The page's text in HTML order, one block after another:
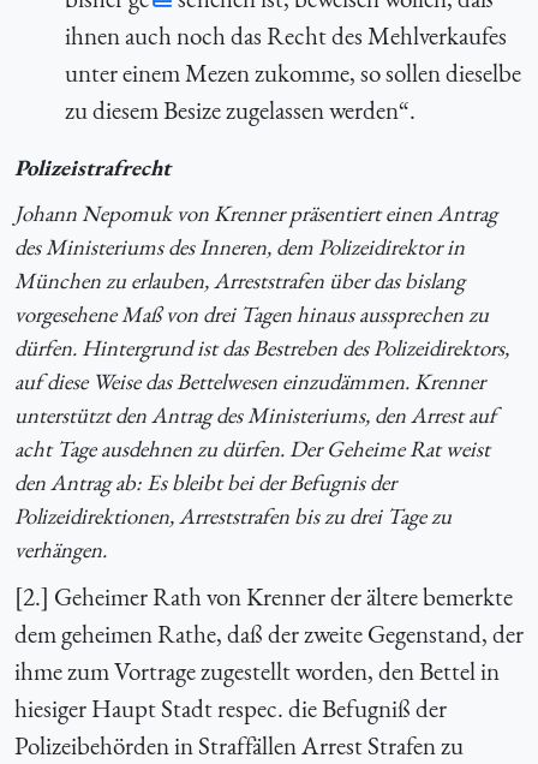
ihnen auch noch das Recht des Mehlverkaufes
unter einem Mezen zukomme, so sollen dieselbe
zu diesem Besize zugelassen werden“.
Polizeistrafrecht
Johann Nepomuk von Krenner präsentiert einen Antrag
des Ministeriums des Inneren, dem Polizeidirektor in
München zu erlauben, Arreststrafen über das bislang
vorgesehene Maß von drei Tagen hinaus aussprechen zu
dürfen. Hintergrund ist das Bestreben des Polizeidirektors,
auf diese Weise das Bettelwesen einzudämmen. Krenner
unterstützt den Antrag des Ministeriums, den Arrest auf
acht Tage ausdehnen zu dürfen. Der Geheime Rat weist
den Antrag ab: Es bleibt bei der Befugnis der
Polizeidirektionen, Arreststrafen bis zu drei Tage zu
verhängen.
[2.] Geheimer Rath von Krenner der ältere bemerkte
dem geheimen Rathe, daß der zweite Gegenstand, der
ihme zum Vortrage zugestellt worden, den Bettel in
hiesiger Haupt Stadt respec. die Befugniß der
Polizeibehörden in Straffällen Arrest Strafen zu